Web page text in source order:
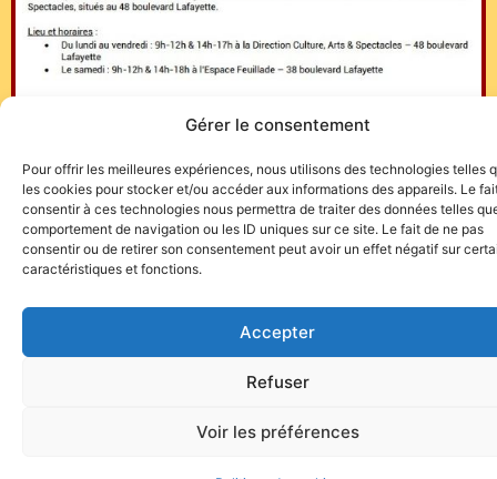
Gérer le consentement
Pour offrir les meilleures expériences, nous utilisons des technologies telles
les cookies pour stocker et/ou accéder aux informations des appareils. Le
consentir à ces technologies nous permettra de traiter des données telles
comportement de navigation ou les ID uniques sur ce site. Le fait de ne pas
consentir ou de retirer son consentement peut avoir un effet négatif sur
caractéristiques et fonctions.
Accepter
Refuser
Voir les préférences
Site de l'association TOROFIESTA